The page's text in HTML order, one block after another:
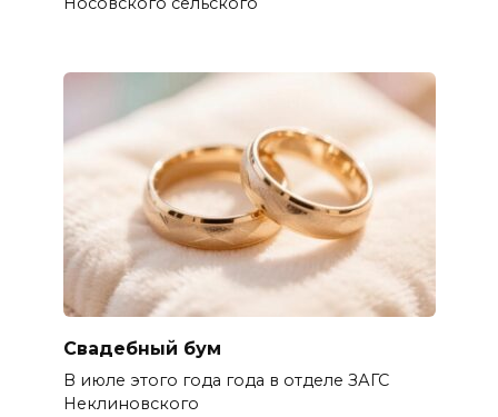
Свадебный бум
В июле этого года года в отделе ЗАГС
Неклиновского